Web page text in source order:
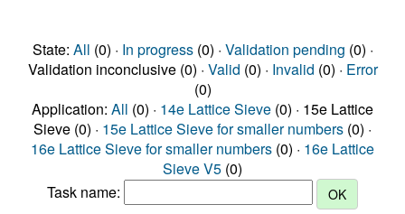
State: All (0) · In progress(0) · Validation pending (0) ·
Validation inconclusive (0) · Valid (0) · Invalid (0) · Error
(0)
Application: All (0) · 14e Lattice Sieve (0) · 15e Lattice
Sieve (0) · 15e Lattice Sieve for smaller numbers (0) ·
16e Lattice Sieve for smaller numbers (0) · 16e Lattice
Sieve V5 (0)
Task name: